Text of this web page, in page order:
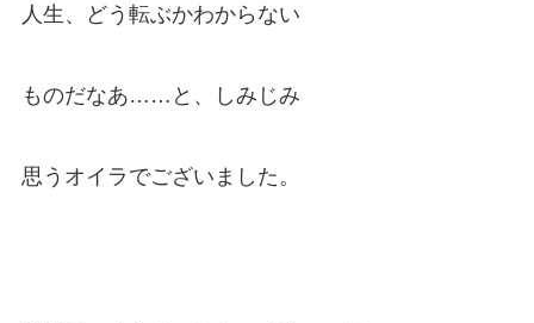
人生、どう転ぶかわからない
ものだなあ……と、しみじみ
思うオイラでございました。